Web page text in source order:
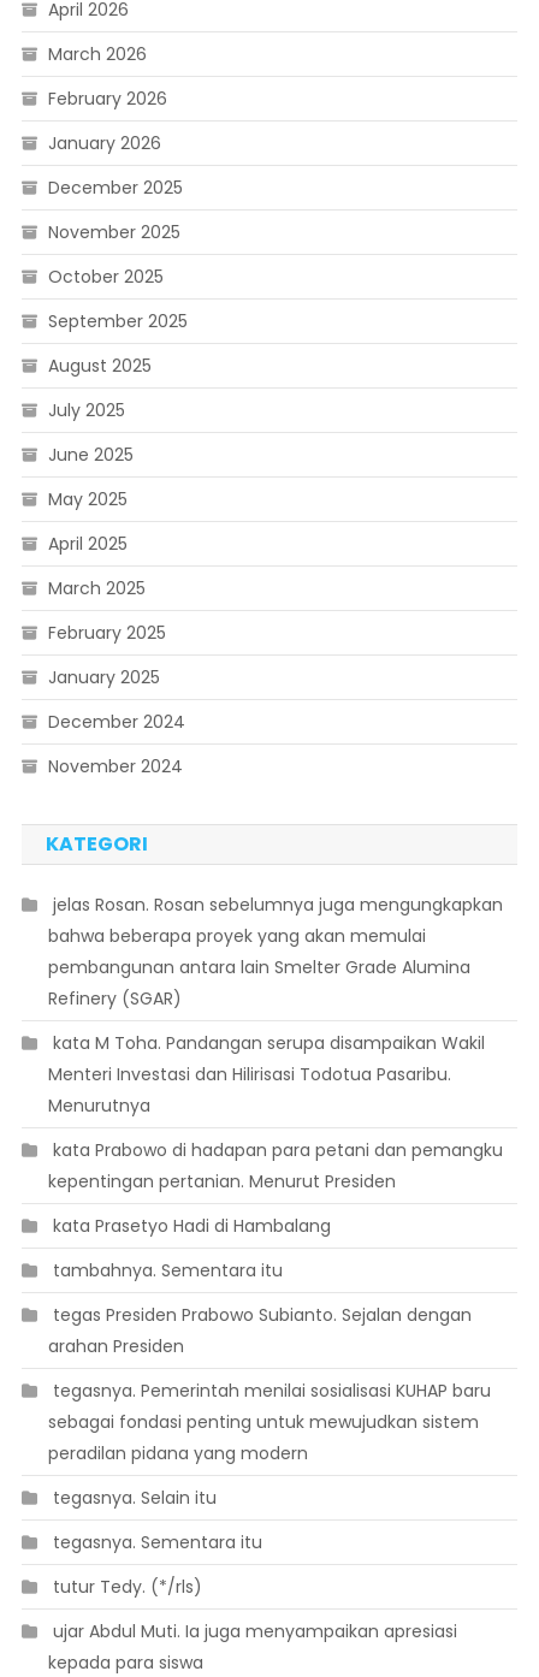
April 2026
March 2026
February 2026
January 2026
December 2025
November 2025
October 2025
September 2025
August 2025
July 2025
June 2025
May 2025
April 2025
March 2025
February 2025
January 2025
December 2024
November 2024
KATEGORI
 jelas Rosan. Rosan sebelumnya juga mengungkapkan
bahwa beberapa proyek yang akan memulai
pembangunan antara lain Smelter Grade Alumina
Refinery (SGAR)
 kata M Toha. Pandangan serupa disampaikan Wakil
Menteri Investasi dan Hilirisasi Todotua Pasaribu.
Menurutnya
 kata Prabowo di hadapan para petani dan pemangku
kepentingan pertanian. Menurut Presiden
 kata Prasetyo Hadi di Hambalang
 tambahnya. Sementara itu
 tegas Presiden Prabowo Subianto. Sejalan dengan
arahan Presiden
 tegasnya. Pemerintah menilai sosialisasi KUHAP baru
sebagai fondasi penting untuk mewujudkan sistem
peradilan pidana yang modern
 tegasnya. Selain itu
 tegasnya. Sementara itu
 tutur Tedy. (*/rls)
 ujar Abdul Muti. Ia juga menyampaikan apresiasi
kepada para siswa